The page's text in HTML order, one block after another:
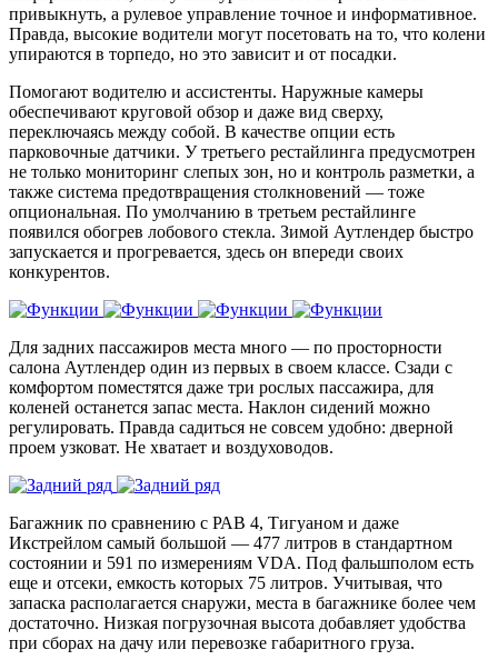
привыкнуть, а рулевое управление точное и информативное.
Правда, высокие водители могут посетовать на то, что колени
упираются в торпедо, но это зависит и от посадки.
Помогают водителю и ассистенты. Наружные камеры
обеспечивают круговой обзор и даже вид сверху,
переключаясь между собой. В качестве опции есть
парковочные датчики. У третьего рестайлинга предусмотрен
не только мониторинг слепых зон, но и контроль разметки, а
также система предотвращения столкновений — тоже
опциональная. По умолчанию в третьем рестайлинге
появился обогрев лобового стекла. Зимой Аутлендер быстро
запускается и прогревается, здесь он впереди своих
конкурентов.
Для задних пассажиров места много — по просторности
салона Аутлендер один из первых в своем классе. Сзади с
комфортом поместятся даже три рослых пассажира, для
коленей останется запас места. Наклон сидений можно
регулировать. Правда садиться не совсем удобно: дверной
проем узковат. Не хватает и воздуховодов.
Багажник по сравнению с РАВ 4, Тигуаном и даже
Икстрейлом самый большой — 477 литров в стандартном
состоянии и 591 по измерениям VDA. Под фальшполом есть
еще и отсеки, емкость которых 75 литров. Учитывая, что
запаска располагается снаружи, места в багажнике более чем
достаточно. Низкая погрузочная высота добавляет удобства
при сборах на дачу или перевозке габаритного груза.